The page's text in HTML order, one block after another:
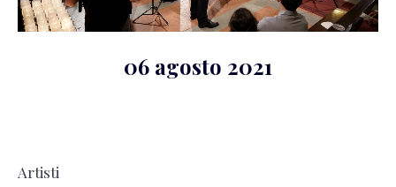
06 agosto 2021
Artisti